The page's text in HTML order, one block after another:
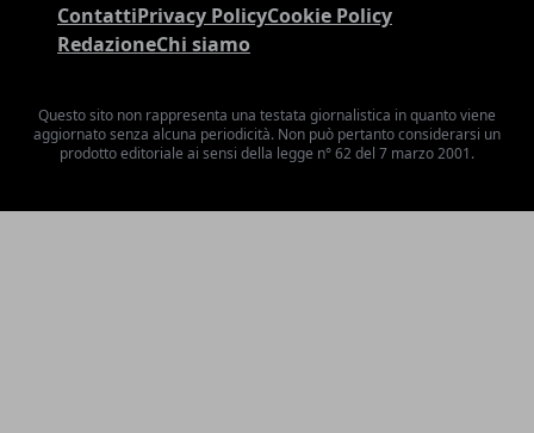
ContattiPrivacy PolicyCookie Policy
RedazioneChi siamo
Questo sito non rappresenta una testata giornalistica in quanto viene
aggiornato senza alcuna periodicità. Non può pertanto considerarsi un
prodotto editoriale ai sensi della legge n° 62 del 7 marzo 2001.